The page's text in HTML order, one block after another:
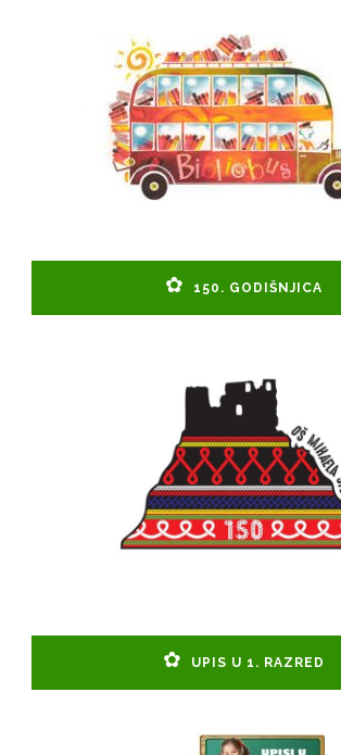
150. GODIŠNJICA
UPIS U 1. RAZRED